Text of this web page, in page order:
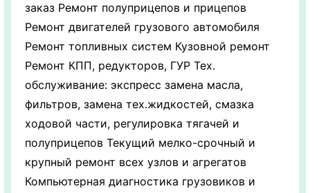
заказ Ремонт полуприцепов и прицепов
Ремонт двигателей грузового автомобиля
Ремонт топливных систем Кузовной ремонт
Ремонт КПП, редукторов, ГУР Тех.
обслуживание: экспресс замена масла,
фильтров, замена тех.жидкостей, смазка
ходовой части, регулировка тягачей и
полуприцепов Текущий мелко-срочный и
крупный ремонт всех узлов и агрегатов
Компьютерная диагностика грузовиков и